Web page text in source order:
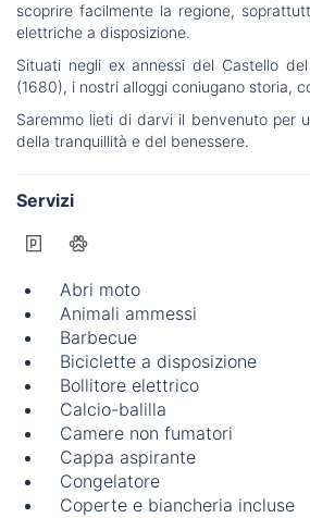
scoprire facilmente la regione,
elettriche a disposizione.
Situati negli ex annessi del Castello
(1680), i nostri alloggi coniugano storia,
Saremmo lieti di darvi il benvenuto per
della tranquillità e del benessere.
Servizi
Abri moto
Animali ammessi
Barbecue
Biciclette a disposizione
Bollitore elettrico
Calcio-balilla
Camere non fumatori
Cappa aspirante
Congelatore
Coperte e biancheria incluse